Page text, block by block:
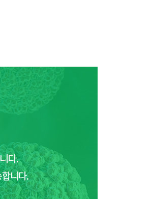
다.
니다.